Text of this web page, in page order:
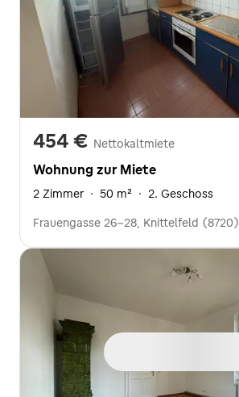
454 € Nettokaltmiete
Wohnung zur Miete
2 Zimmer · 50 m² · 2. Geschoss
Frauengasse 26-28, Knittelfeld (8720)